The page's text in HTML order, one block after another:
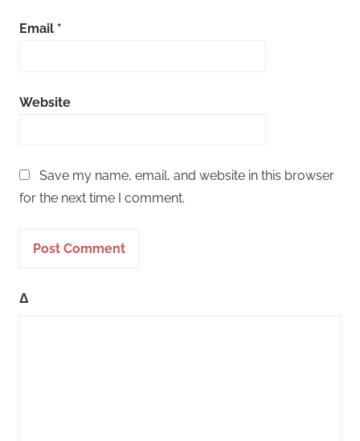
Email *
Website
Save my name, email, and website in this browser
for the next time I comment.
Δ